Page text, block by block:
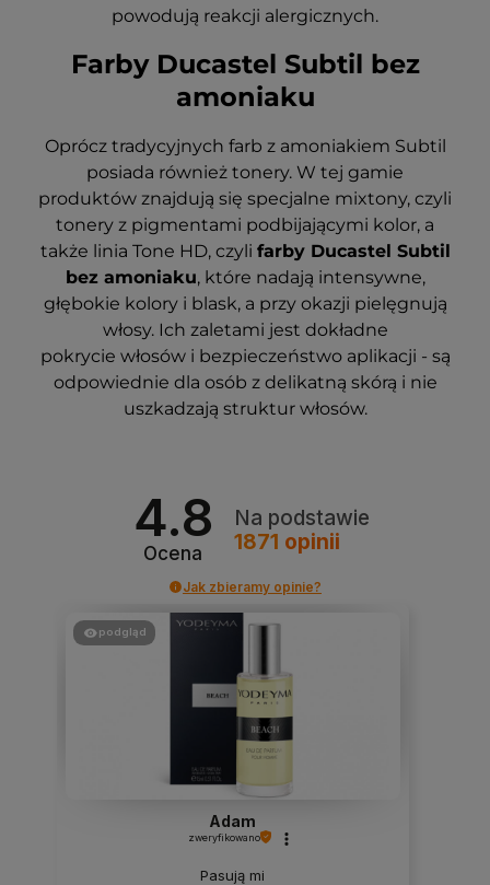
powodują reakcji alergicznych.
Farby Ducastel Subtil bez
amoniaku
Oprócz tradycyjnych farb z amoniakiem Subtil
posiada również tonery. W tej gamie
produktów znajdują się specjalne mixtony, czyli
tonery z pigmentami podbijającymi kolor, a
także linia Tone HD, czyli farby Ducastel Subtil
bez amoniaku, które nadają intensywne,
głębokie kolory i blask, a przy okazji pielęgnują
włosy. Ich zaletami jest dokładne
pokrycie włosów i bezpieczeństwo aplikacji - są
odpowiednie dla osób z delikatną skórą i nie
uszkadzają struktur włosów.
4.8
Ocena
Na podstawie
1871 opinii
Jak zbieramy opinie?
podgląd
Adam
zweryfikowano
Pasują mi